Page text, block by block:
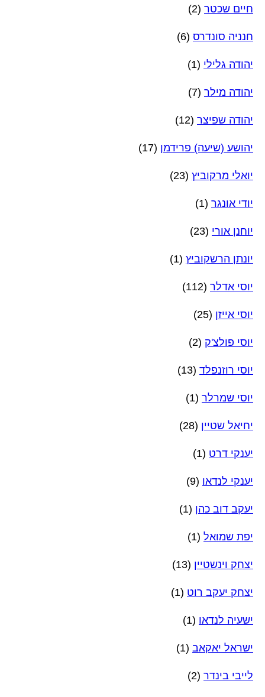
חיים שכטר (2)
חנניה סונדרס (6)
יהודה גלילי (1)
יהודה מילר (7)
יהודה שפיצר (12)
יהושע (שיעה) פרידמן (17)
יואלי מרקוביץ (23)
יודי אונגר (1)
יוחנן אורי (23)
יונתן הרשקוביץ (1)
יוסי אדלר (112)
יוסי אייזן (25)
יוסי פולצ'ק (2)
יוסי רוזנפלד (13)
יוסי שמרלר (1)
יחיאל שטיין (28)
יענקי דרט (1)
יענקי לנדאו (9)
יעקב דוב כהן (1)
יפת שמואל (1)
יצחק וינשטיין (13)
יצחק יעקב רוט (1)
ישעיה לנדאו (1)
ישראל יאקאב (1)
לייבי בינדר (2)